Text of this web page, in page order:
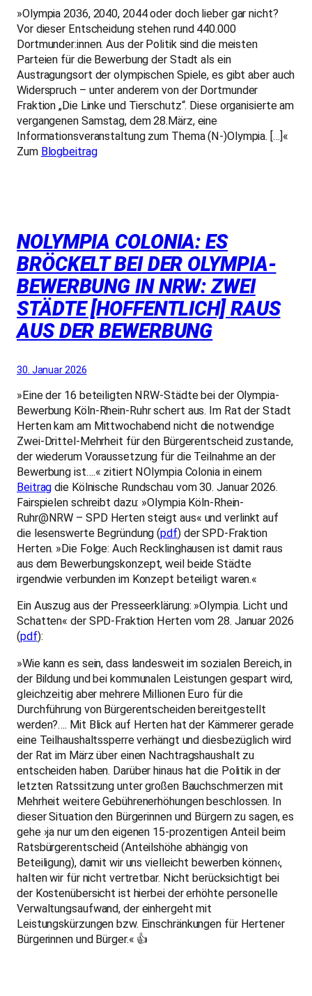
»Olympia 2036, 2040, 2044 oder doch lieber gar nicht?
Vor dieser Entscheidung stehen rund 440.000
Dortmunder:innen. Aus der Politik sind die meisten
Parteien für die Bewerbung der Stadt als ein
Austragungsort der olympischen Spiele, es gibt aber auch
Widerspruch – unter anderem von der Dortmunder
Fraktion „Die Linke und Tierschutz“. Diese organisierte am
vergangenen Samstag, dem 28.März, eine
Informationsveranstaltung zum Thema (N-)Olympia. […]«
Zum Blogbeitrag
NOLYMPIA COLONIA: ES
BRÖCKELT BEI DER OLYMPIA-
BEWERBUNG IN NRW: ZWEI
STÄDTE [HOFFENTLICH] RAUS
AUS DER BEWERBUNG
30. Januar 2026
»Eine der 16 beteiligten NRW-Städte bei der Olympia-
Bewerbung Köln-Rhein-Ruhr schert aus. Im Rat der Stadt
Herten kam am Mittwochabend nicht die notwendige
Zwei-Drittel-Mehrheit für den Bürgerentscheid zustande,
der wiederum Voraussetzung für die Teilnahme an der
Bewerbung ist….« zitiert NOlympia Colonia in einem
Beitrag die Kölnische Rundschau vom 30. Januar 2026.
Fairspielen schreibt dazu: »Olympia Köln-Rhein-
Ruhr@NRW – SPD Herten steigt aus« und verlinkt auf
die lesenswerte Begründung (pdf) der SPD-Fraktion
Herten. »Die Folge: Auch Recklinghausen ist damit raus
aus dem Bewerbungskonzept, weil beide Städte
irgendwie verbunden im Konzept beteiligt waren.«
Ein Auszug aus der Presseerklärung: »Olympia. Licht und
Schatten« der SPD-Fraktion Herten vom 28. Januar 2026
(pdf):
»Wie kann es sein, dass landesweit im sozialen Bereich, in
der Bildung und bei kommunalen Leistungen gespart wird,
gleichzeitig aber mehrere Millionen Euro für die
Durchführung von Bürgerentscheiden bereitgestellt
werden?…. Mit Blick auf Herten hat der Kämmerer gerade
eine Teilhaushaltssperre verhängt und diesbezüglich wird
der Rat im März über einen Nachtragshaushalt zu
entscheiden haben. Darüber hinaus hat die Politik in der
letzten Ratssitzung unter großen Bauchschmerzen mit
Mehrheit weitere Gebührenerhöhungen beschlossen. In
dieser Situation den Bürgerinnen und Bürgern zu sagen, es
gehe ›ja nur um den eigenen 15-prozentigen Anteil beim
Ratsbürgerentscheid (Anteilshöhe abhängig von
Beteiligung), damit wir uns vielleicht bewerben können‹,
halten wir für nicht vertretbar. Nicht berücksichtigt bei
der Kostenübersicht ist hierbei der erhöhte personelle
Verwaltungsaufwand, der einhergeht mit
Leistungskürzungen bzw. Einschränkungen für Hertener
Bürgerinnen und Bürger.« 👍